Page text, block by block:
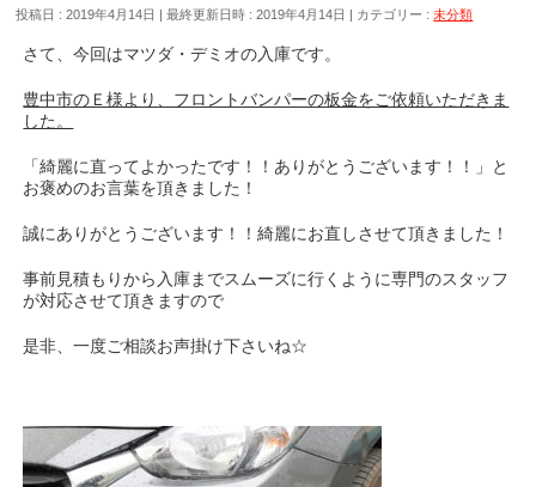
投稿日 : 2019年4月14日 最終更新日時 : 2019年4月14日 カテゴリー :未分類
さて、今回はマツダ・デミオの入庫です。
豊中市のＥ様より、フロントバンパーの板金をご依頼いただきま
した。
「綺麗に直ってよかったです！！ありがとうございます！！」と
お褒めのお言葉を頂きました！
誠にありがとうございます！！綺麗にお直しさせて頂きました！
事前見積もりから入庫までスムーズに行くように専門のスタッフ
が対応させて頂きますので
是非、一度ご相談お声掛け下さいね☆